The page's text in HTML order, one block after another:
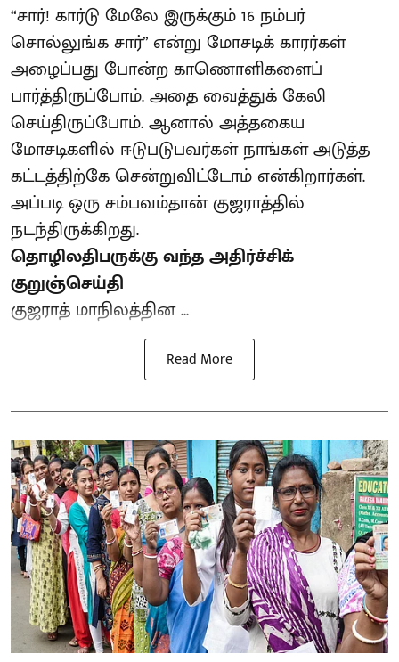
“சார்! கார்டு மேலே இருக்கும் 16 நம்பர்
சொல்லுங்க சார்” என்று மோசடிக் காரர்கள்
அழைப்பது போன்ற காணொளிகளைப்
பார்த்திருப்போம். அதை வைத்துக் கேலி
செய்திருப்போம். ஆனால் அத்தகைய
மோசடிகளில் ஈடுபடுபவர்கள் நாங்கள் அடுத்த
கட்டத்திற்கே சென்றுவிட்டோம் என்கிறார்கள்.
அப்படி ஒரு சம்பவம்தான் குஜராத்தில்
நடந்திருக்கிறது.
தொழிலதிபருக்கு வந்த அதிர்ச்சிக்
குறுஞ்செய்தி
குஜராத் மாநிலத்தின ...
Read More